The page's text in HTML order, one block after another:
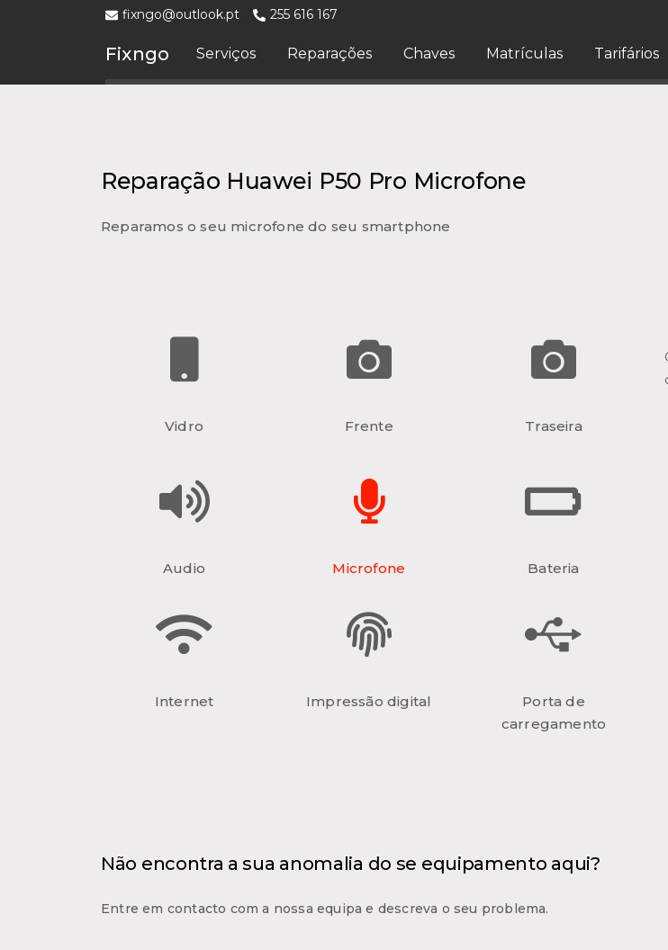
fixngo@outlook.pt 255 616 167
Fixngo Serviços Reparações Chaves Matrículas Tarifários
Reparação Huawei P50 Pro Microfone
Reparamos o seu microfone do seu smartphone
Vidro
Audio
Internet
Frente
Microfone
Impressão digital
Traseira
Bateria
Porta de
carregamento
Não encontra a sua anomalia do se equipamento aqui?
Entre em contacto com a nossa equipa e descreva o seu problema.